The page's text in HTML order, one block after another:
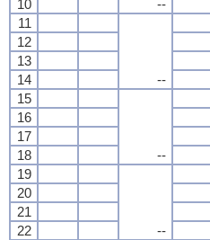
--
10
11
--
12
13
14
15
--
16
17
18
19
--
20
21
22